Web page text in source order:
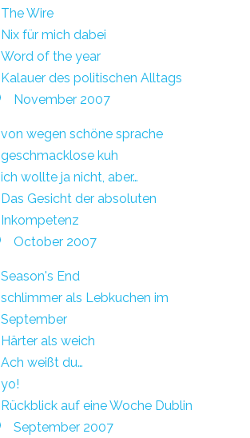
The Wire
Nix für mich dabei
Word of the year
Kalauer des politischen Alltags
November 2007
von wegen schöne sprache
geschmacklose kuh
ich wollte ja nicht, aber…
Das Gesicht der absoluten
Inkompetenz
October 2007
Season's End
schlimmer als Lebkuchen im
September
Härter als weich
Ach weißt du…
yo!
Rückblick auf eine Woche Dublin
September 2007